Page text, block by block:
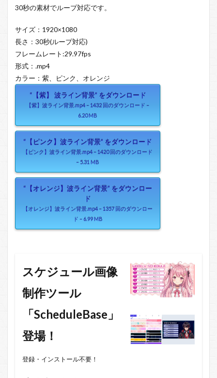
30秒の素材でループ対応です。
サイズ：1920×1080
長さ：30秒(ループ対応)
フレームレート:29.97fps
形式：.mp4
カラー：紫、ピンク、オレンジ
“【紫】 波ライン背景” をダウンロード
【紫】波ライン背景.mp4 – 1432 回のダウンロード –
6.20 MB
“【ピンク】波ライン背景” をダウンロード
【ピンク】波ライン背景.mp4 – 1420 回のダウンロード
– 5.31 MB
“【オレンジ】波ライン背景” をダウンロー
ド
【オレンジ】波ライン背景.mp4 – 1357 回のダウンロー
ド – 6.99 MB
スケジュール画像
制作ツール
「ScheduleBase」
登場！
登録・インストール不要！